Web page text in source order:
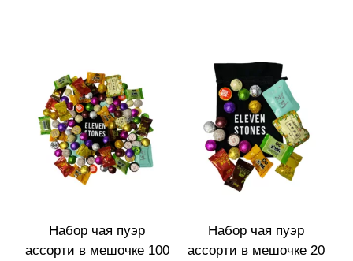
Набор чая пуэр
ассорти в мешочке 100
Набор чая пуэр
ассорти в мешочке 20